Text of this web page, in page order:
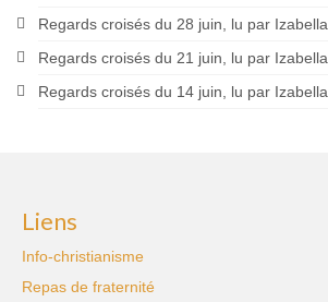
Regards croisés du 28 juin, lu par Izabella
Regards croisés du 21 juin, lu par Izabella
Regards croisés du 14 juin, lu par Izabella
Liens
Info-christianisme
Repas de fraternité